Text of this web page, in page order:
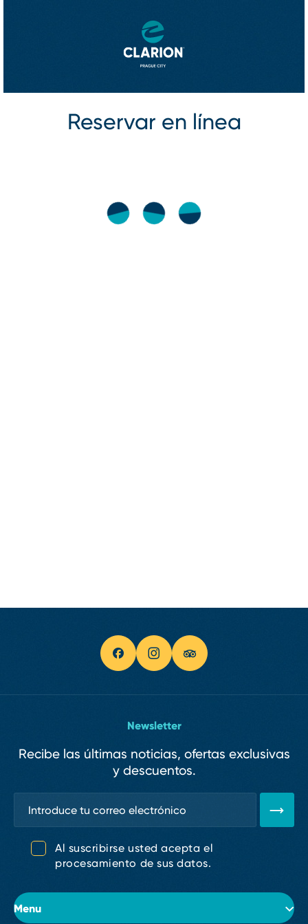
Reservar en línea
Menu
Newsletter
Recibe las últimas noticias, ofertas exclusivas
y descuentos.
Al suscribirse usted acepta el
procesamiento de sus datos.